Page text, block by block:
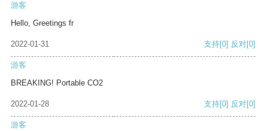
游客
Hello, Greetings fr
2022-01-31 支持[0] 反对[0]
游客
BREAKING! Portable CO2
2022-01-28 支持[0] 反对[0]
游客